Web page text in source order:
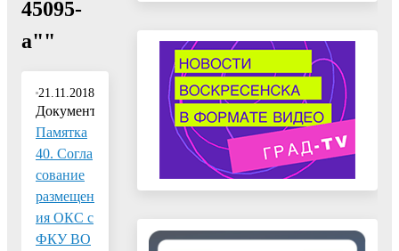
45095-
а""
21.11.2018
Документ:
Памятка
40. Согла
сование
размещен
ия ОКС с
ФКУ ВО